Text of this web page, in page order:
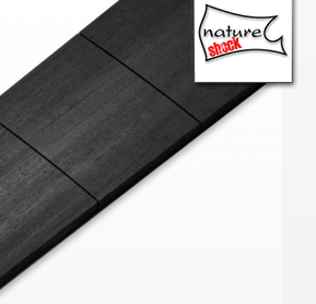
Potiknöpfe für geriffelte
Achsen